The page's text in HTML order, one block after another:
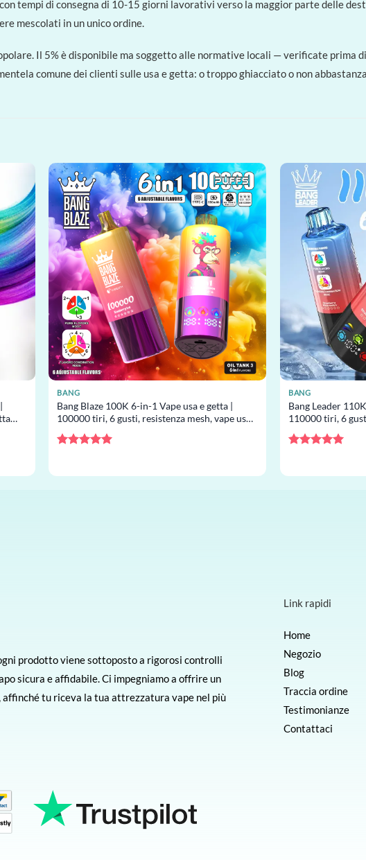
tempi di consegna di 10-15 giorni lavorativi verso la maggior parte delle
mescolati in un unico ordine.
Il 5% è disponibile ma soggetto alle normative locali — verificate
comune dei clienti sulle usa e getta: o troppo ghiacciato o non
BANG
Bang Blaze 100K 6-in-1 Vape usa e getta |
100000 tiri, 6 gusti, resistenza mesh, vape usa
e getta all’ingrosso
BANG
Bang Leader
110000 tiri, 6
all’ingrosso
prodotto viene sottoposto a rigorosi controlli
sicura e affidabile. Ci impegniamo a offrire un
tu riceva la tua attrezzatura vape nel più
Link rapidi
Home
Negozio
Blog
Traccia ordine
Testimonianze
Contattaci